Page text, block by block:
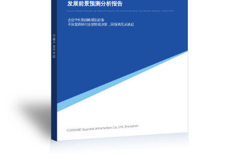
发展前景预测分析报告
Report of Market Research and Market Prospective On Global Laboratory Consumables Industry（2026-2031）
企业中长期战略规划必备
不深度调研行业形势就决策，回报将无从谈起